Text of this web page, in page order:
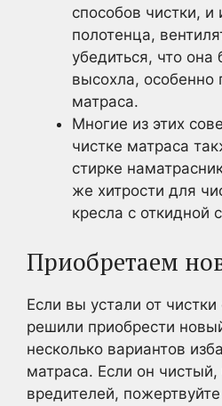
способов чистки, и
полотенца,
убедиться, что
высохла, особенно
матраса.
Многие из этих
чистке матраса
стирке
же хитрости для
кресла с откидной
Приобретаем
Если вы устали от
решили приобрести
несколько вариантов
матраса. Если он чистый,
вредителей,